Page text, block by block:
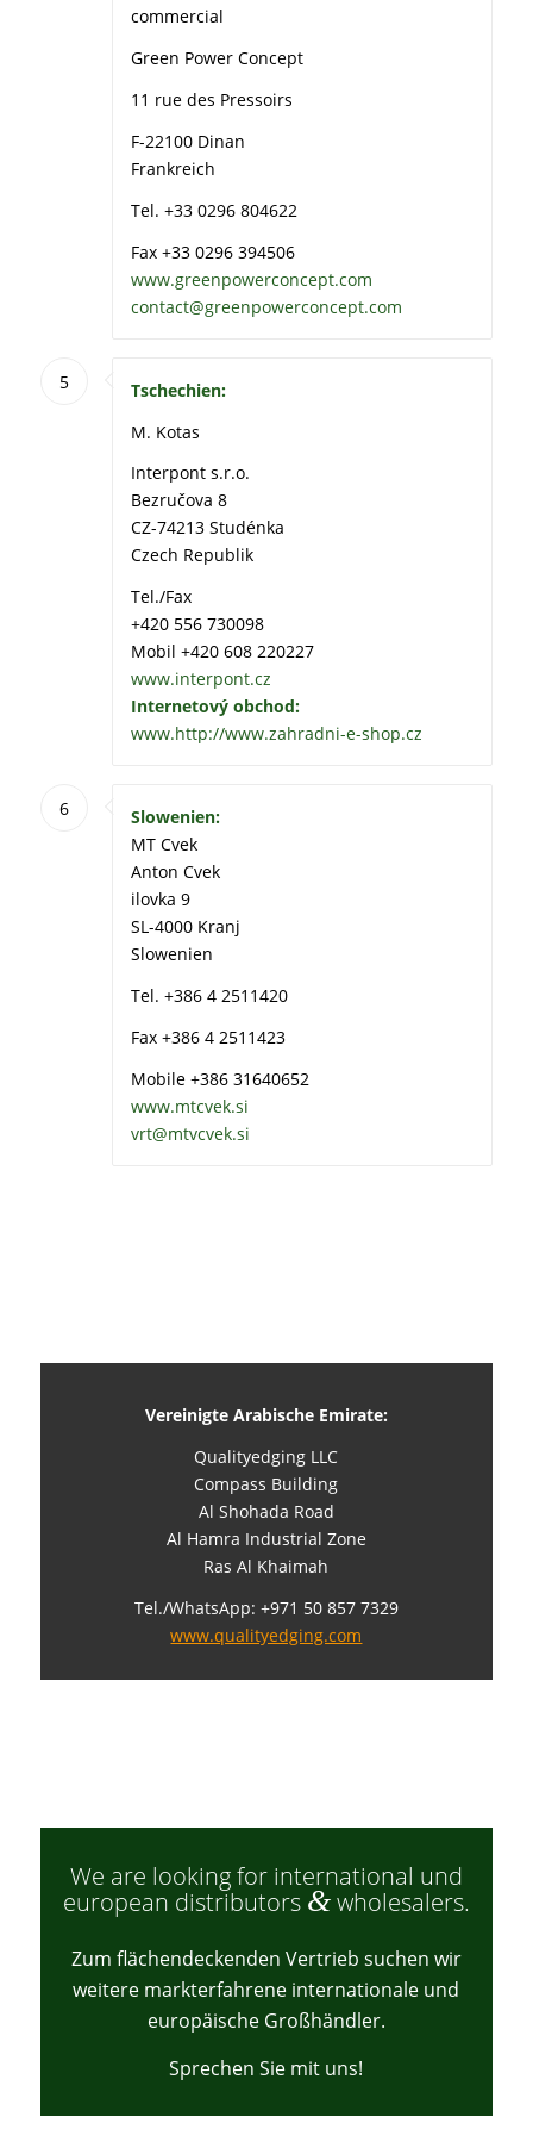
commercial
Green Power Concept
11 rue des Pressoirs
F-22100 Dinan
Frankreich
Tel. +33 0296 804622
Fax +33 0296 394506
www.greenpowerconcept.com
contact@greenpowerconcept.com
5
Tschechien:
M. Kotas
Interpont s.r.o.
Bezručova 8
CZ-74213 Studénka
Czech Republik
Tel./Fax
+420 556 730098
Mobil +420 608 220227
www.interpont.cz
Internetový obchod:
www.http://www.zahradni-e-shop.cz
6
Slowenien:
MT Cvek
Anton Cvek
ilovka 9
SL-4000 Kranj
Slowenien
Tel. +386 4 2511420
Fax +386 4 2511423
Mobile +386 31640652
www.mtcvek.si
vrt@mtvcvek.si
Vereinigte Arabische Emirate:
Qualityedging LLC
Compass Building
Al Shohada Road
Al Hamra Industrial Zone
Ras Al Khaimah
Tel./WhatsApp: +971 50 857 7329
www.qualityedging.com
We are looking for international und
european distributors &wholesalers.
Zum flächendeckenden Vertrieb suchen wir
weitere markterfahrene internationale und
europäische Großhändler.
Sprechen Sie mit uns!